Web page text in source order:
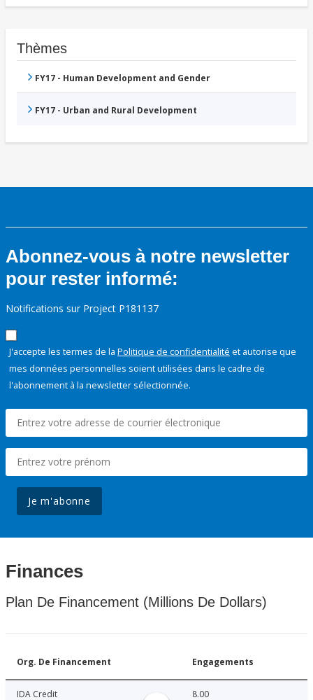
Thèmes
FY17 - Human Development and Gender
FY17 - Urban and Rural Development
Abonnez-vous à notre newsletter
pour rester informé:
Notifications sur Project P181137
J'accepte les termes de la Politique de confidentialité et autorise que
mes données personnelles soient utilisées dans le cadre de
l'abonnement à la newsletter sélectionnée.
Je m'abonne
Finances
Plan De Financement (Millions De Dollars)
Org. De Financement Engagements
IDA Credit 8.00